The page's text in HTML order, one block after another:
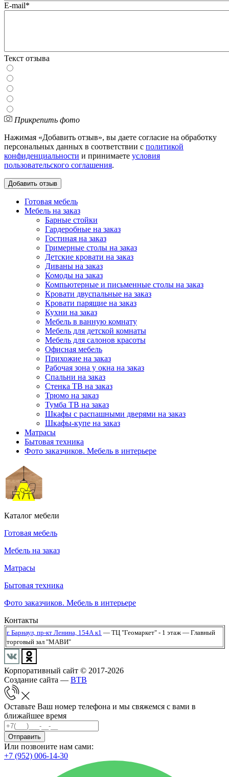
E-mail*
Текст отзыва
Прикрепить фото
Нажимая «Добавить отзыв», вы даете согласие на обработку
персональных данных в соответствии с политикой
конфиденциальности и принимаете условия
пользовательского соглашения.
Готовая мебель
Мебель на заказ
Барные стойки
Гардеробные на заказ
Гостиная на заказ
Гримерные столы на заказ
Детские кровати на заказ
Диваны на заказ
Комоды на заказ
Компьютерные и письменные столы на заказ
Кровати двуспальные на заказ
Кровати парящие на заказ
Кухни на заказ
Мебель в ванную комнату
Мебель для детской комнаты
Мебель для салонов красоты
Офисная мебель
Прихожие на заказ
Рабочая зона у окна на заказ
Спальни на заказ
Стенка ТВ на заказ
Трюмо на заказ
Тумба ТВ на заказ
Шкафы с распашными дверями на заказ
Шкафы-купе на заказ
Матрасы
Бытовая техника
Фото заказчиков. Мебель в интерьере
Каталог мебели
Готовая мебель
Мебель на заказ
Матрасы
Бытовая техника
Фото заказчиков. Мебель в интерьере
Контакты
г. Барнаул, пр-кт Ленина, 154А к1 — ТЦ "Геомаркет" - 1 этаж — Главный
торговый зал "МАВИ"
Корпоративный сайт © 2017-2026
Создание сайта — BTB
Оставьте Ваш номер телефона и мы свяжемся с вами в
ближайшее время
Отправить
Или позвоните нам сами:
+7 (952) 006-14-30